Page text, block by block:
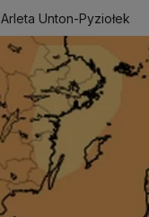
Arleta Unton-Pyziołek